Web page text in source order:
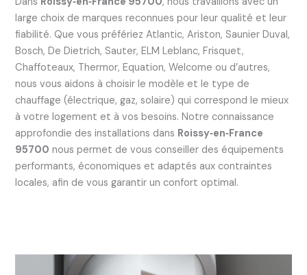
large choix de marques reconnues pour leur qualité et leur
fiabilité. Que vous préfériez Atlantic, Ariston, Saunier Duval,
Bosch, De Dietrich, Sauter, ELM Leblanc, Frisquet,
Chaffoteaux, Thermor, Equation, Welcome ou d’autres,
nous vous aidons à choisir le modèle et le type de
chauffage (électrique, gaz, solaire) qui correspond le mieux
à votre logement et à vos besoins. Notre connaissance
approfondie des installations dans Roissy‑en‑France
95700 nous permet de vous conseiller des équipements
performants, économiques et adaptés aux contraintes
locales, afin de vous garantir un confort optimal.